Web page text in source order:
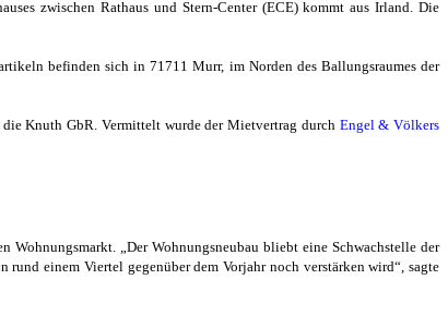
zwischen Rathaus und Stern-Center (ECE) kommt aus Irland. Die
befinden sich in 71711 Murr, im Norden des Ballungsraumes der
Knuth GbR. Vermittelt wurde der Mietvertrag durch Engel & Völkers
Wohnungsmarkt. „Der Wohnungsneubau bliebt eine Schwachstelle der
einem Viertel gegenüber dem Vorjahr noch verstärken wird“, sagte